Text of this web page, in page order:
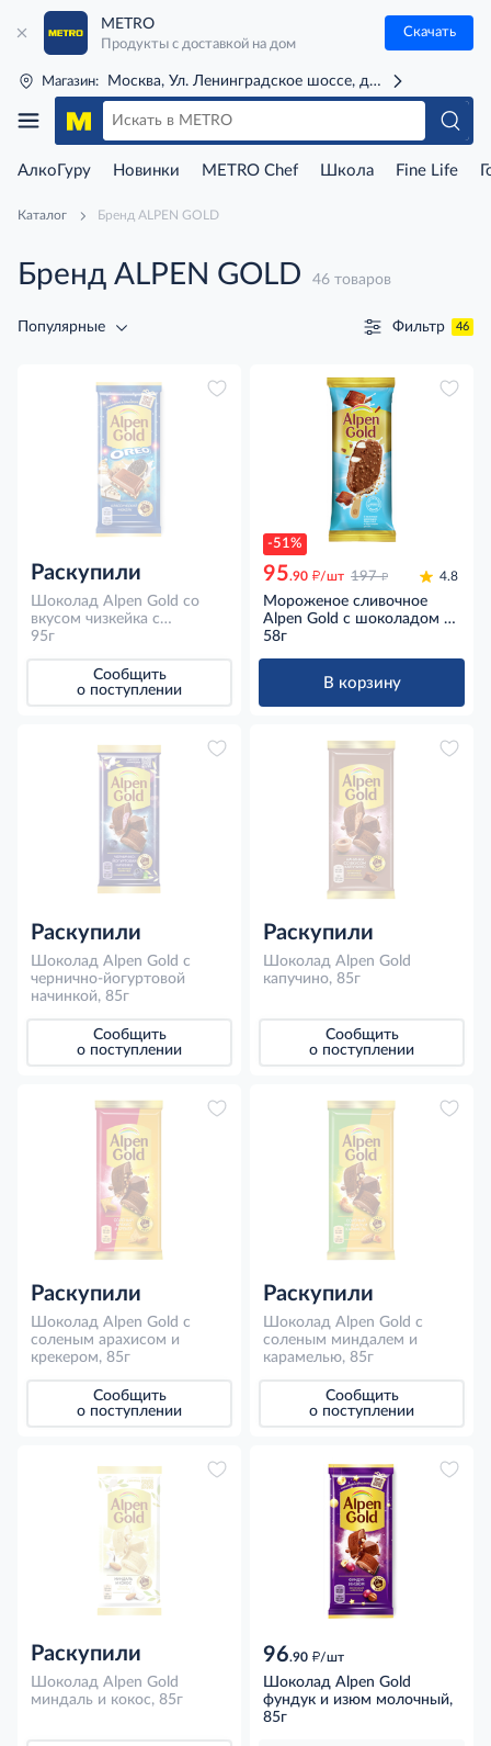
METRO
Продукты с доставкой на дом
Скачать
Магазин: Москва, Ул. Ленинградское шоссе, д. 71Г (м. Речной
АлкоГуру Новинки METRO Chef Школа Fine Life
Каталог Бренд ALPEN GOLD
Бренд ALPEN GOLD 46 товаров
Популярные Фильтр 46
Раскупили
Шоколад Alpen Gold со
вкусом чизкейка с
добавлением сухого сыра
95г
Сообщить
о поступлении
-51%
95.90 д/шт 197 д 4.8
Мороженое сливочное
Alpen Gold с шоколадом и
хрустящим рисом эскимо,
58г
В корзину
Раскупили
Шоколад Alpen Gold с
чернично-йогуртовой
начинкой, 85г
Сообщить
о поступлении
Раскупили
Шоколад Alpen Gold
капучино, 85г
Сообщить
о поступлении
Раскупили
Шоколад Alpen Gold с
соленым арахисом и
крекером, 85г
Сообщить
о поступлении
Раскупили
Шоколад Alpen Gold с
соленым миндалем и
карамелью, 85г
Сообщить
о поступлении
Раскупили
Шоколад Alpen Gold
миндаль и кокос, 85г
96.90 д/шт
Шоколад Alpen Gold
фундук и изюм молочный,
85г